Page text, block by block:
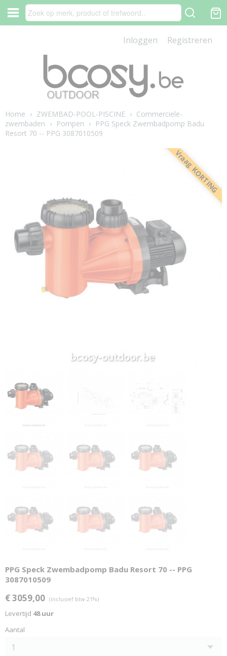
Inloggen Registreren
Home › ZWEMBAD-POOL-PISCINE › Commerciele-
zwembaden › Pompen › PPG Speck Zwembadpomp Badu
Resort 70 -- PPG 3087010509
Vraag KORTING
PPG Speck Zwembadpomp Badu Resort 70 -- PPG
3087010509
€ 3059,00 (inclusief btw 21%)
Levertijd 48 uur
Aantal